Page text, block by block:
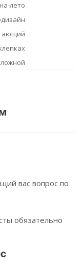
лето
вас вопрос по
обязательно